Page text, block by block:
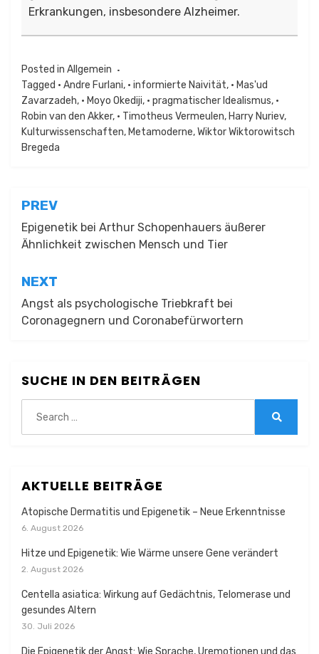
Erkrankungen, insbesondere Alzheimer.
Posted in Allgemein
Tagged • Andre Furlani, • informierte Naivität, • Mas'ud
Zavarzadeh, • Moyo Okediji, • pragmatischer Idealismus, •
Robin van den Akker, • Timotheus Vermeulen,Harry Nuriev,
Kulturwissenschaften,Metamoderne,Wiktor Wiktorowitsch
Bregeda
Beitragsnavigation
PREV
Epigenetik bei Arthur Schopenhauers äußerer
Ähnlichkeit zwischen Mensch und Tier
NEXT
Angst als psychologische Triebkraft bei
Coronagegnern und Coronabefürwortern
SUCHE IN DEN BEITRÄGEN
for:
AKTUELLE BEITRÄGE
Atopische Dermatitis und Epigenetik – Neue Erkenntnisse
6. August 2026
Hitze und Epigenetik: Wie Wärme unsere Gene verändert
2. August 2026
Centella asiatica: Wirkung auf Gedächtnis, Telomerase und
gesundes Altern
30. Juli 2026